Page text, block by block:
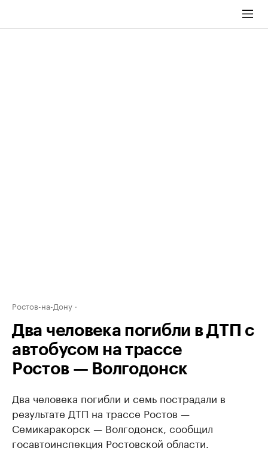
Ростов-на-Дону
Два человека погибли в ДТП с
автобусом на трассе
Ростов — Волгодонск
Два человека погибли и семь пострадали в
результате ДТП на трассе Ростов —
Семикаракорск — Волгодонск, сообщил
госавтоинспекция Ростовской области.